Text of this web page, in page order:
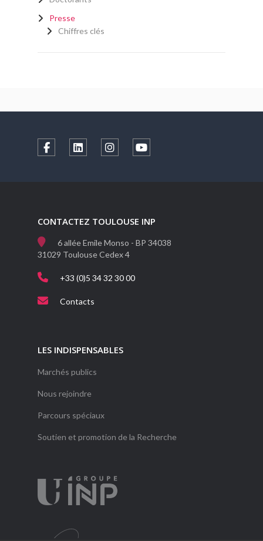
Presse
Chiffres clés
CONTACTEZ TOULOUSE INP
6 allée Emile Monso - BP 34038
31029 Toulouse Cedex 4
+33 (0)5 34 32 30 00
Contacts
LES INDISPENSABLES
Marchés publics
Nous rejoindre
Parcours spéciaux
Soutien et promotion de la Recherche